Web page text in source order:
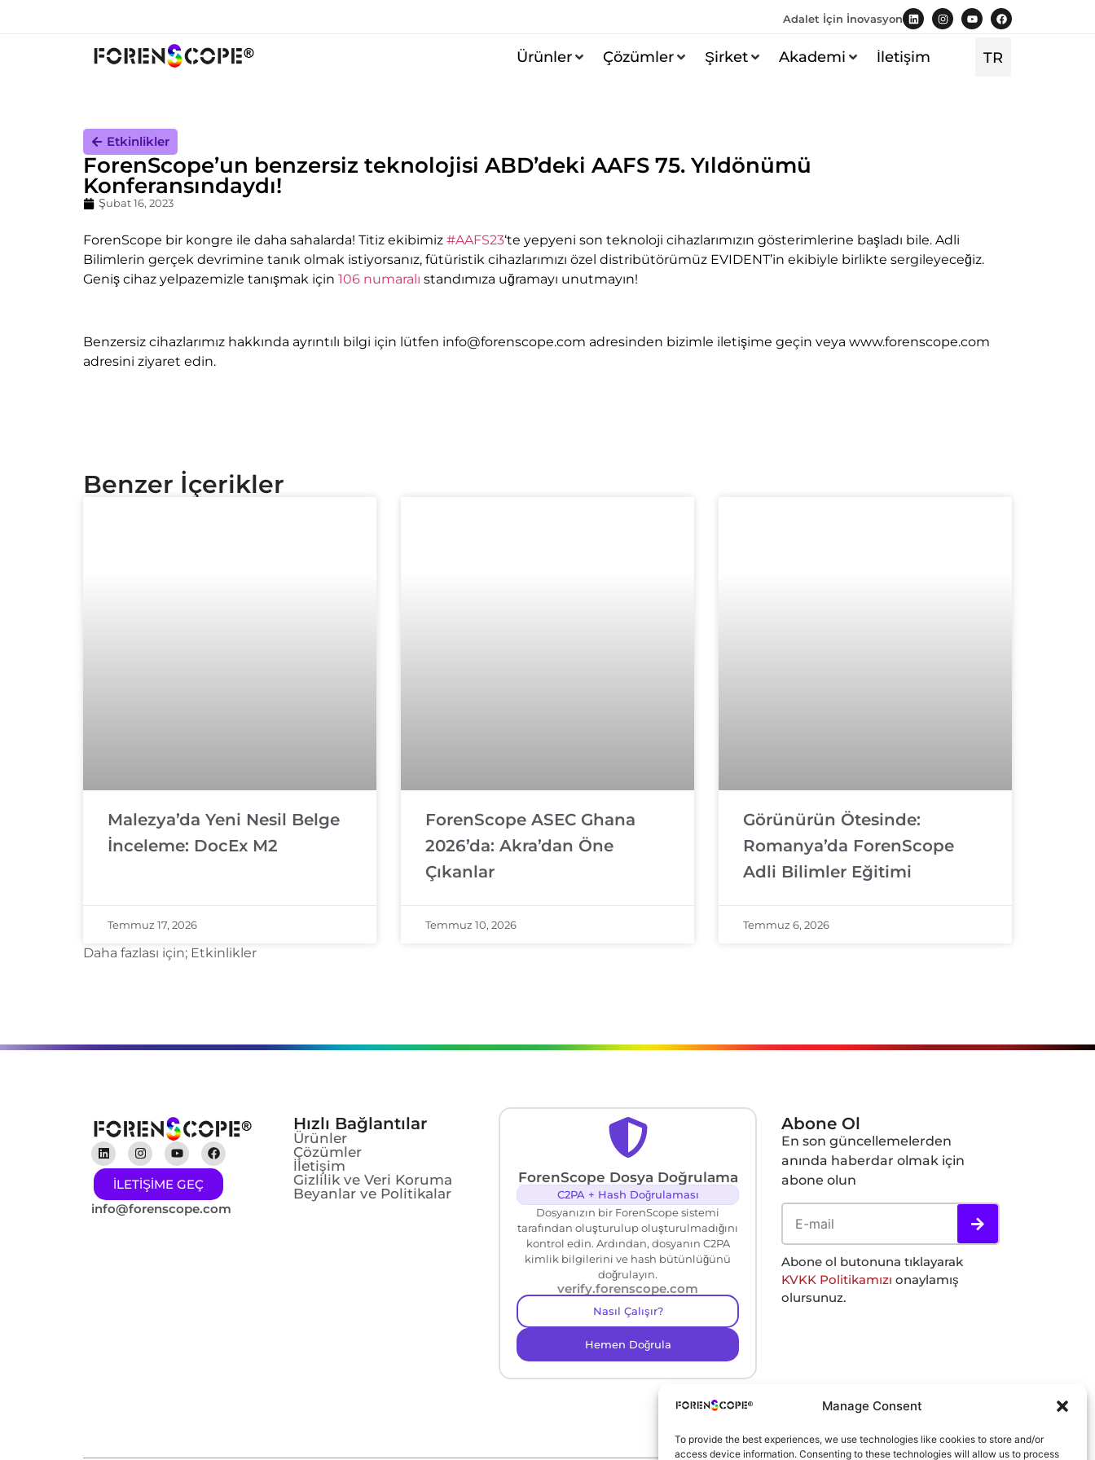
Manage Consent
To provide the best experiences, we use technologies like cookies to store and/or
access device information. Consenting to these technologies will allow us to process
Adalet İçin İnovasyon
Ürünler Çözümler Şirket Akademi İletişim TR
EN
Etkinlikler
ForenScope’un benzersiz teknolojisi ABD’deki AAFS 75. Yıldönümü
Konferansındaydı!
Şubat 16, 2023
ForenScope bir kongre ile daha sahalarda! Titiz ekibimiz #AAFS23‘te yepyeni son teknoloji cihazlarımızın gösterimlerine başladı bile. Adli
Bilimlerin gerçek devrimine tanık olmak istiyorsanız, fütüristik cihazlarımızı özel distribütörümüz EVIDENT’in ekibiyle birlikte sergileyeceğiz.
Geniş cihaz yelpazemizle tanışmak için 106 numaralı standımıza uğramayı unutmayın!
Benzersiz cihazlarımız hakkında ayrıntılı bilgi için lütfen info@forenscope.com adresinden bizimle iletişime geçin veya www.forenscope.com
adresini ziyaret edin.
Benzer İçerikler
Malezya’da Yeni Nesil Belge
İnceleme: DocEx M2
Temmuz 17, 2026
ForenScope ASEC Ghana
2026’da: Akra’dan Öne
Çıkanlar
Temmuz 10, 2026
Görünürün Ötesinde:
Romanya’da ForenScope
Adli Bilimler Eğitimi
Temmuz 6, 2026
Daha fazlası için; Etkinlikler
ILETIŞIME GEÇ
info@forenscope.com
Hızlı Bağlantılar
Ürünler
Çözümler
İletişim
Gizlilik ve Veri Koruma
Beyanlar ve Politikalar
ForenScope Dosya Doğrulama
C2PA + Hash Doğrulaması
Dosyanızın bir ForenScope sistemi
tarafından oluşturulup oluşturulmadığını
kontrol edin. Ardından, dosyanın C2PA
kimlik bilgilerini ve hash bütünlüğünü
doğrulayın.
verify.forenscope.com
Nasıl Çalışır?
Hemen Doğrula
Abone Ol
En son güncellemelerden
anında haberdar olmak için
abone olun
Abone ol butonuna tıklayarak
KVKK Politikamızı onaylamış
olursunuz.